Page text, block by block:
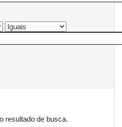
resultado de busca.